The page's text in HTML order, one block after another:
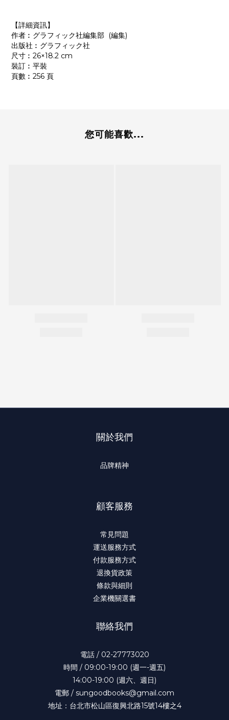
【詳細資訊】
作者︰グラフィック社編集部 (編集)
出版社︰グラフィック社
尺寸︰26×18.2 cm
裝訂︰平裝
頁數︰256 頁
您可能喜歡...
關於我們
品牌精神
顧客服務
常見問題
運送服務方式
付款服務方式
退換貨政策
條款與細則
企業機關選書
聯絡我們
電話 / 02-27773020
時間 / 09:00-19:00 (週一-週五)
14:00-19:00 (週六、週日)
電郵 / sungoodbooks@gmail.com
地址：台北市松山區復興北路15號14樓之4